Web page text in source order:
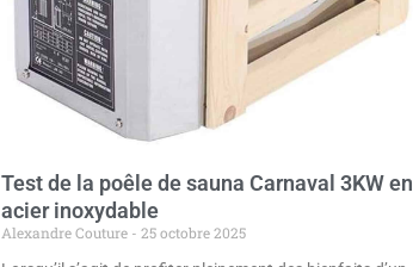
Test de la poêle de sauna Carnaval 3KW en
acier inoxydable
Alexandre Couture
25 octobre 2025